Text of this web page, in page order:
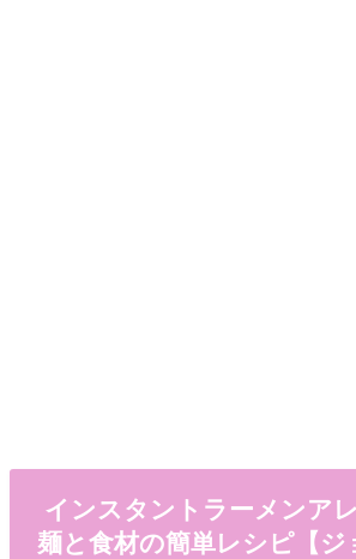
インスタントラーメンア
麺と食材の簡単レシピ【ジ